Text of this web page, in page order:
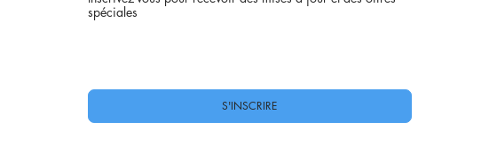
spéciales
S'INSCRIRE